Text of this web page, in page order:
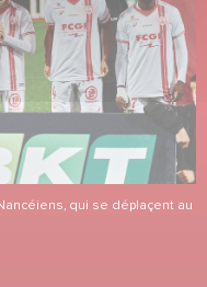
qui se déplaçent au